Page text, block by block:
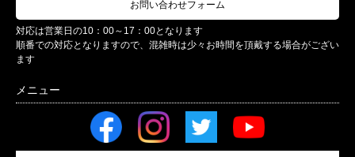
お問い合わせフォーム
対応は営業日の10：00～17：00となります
順番での対応となりますので、混雑時は少々お時間を頂戴する場合がござい
ます